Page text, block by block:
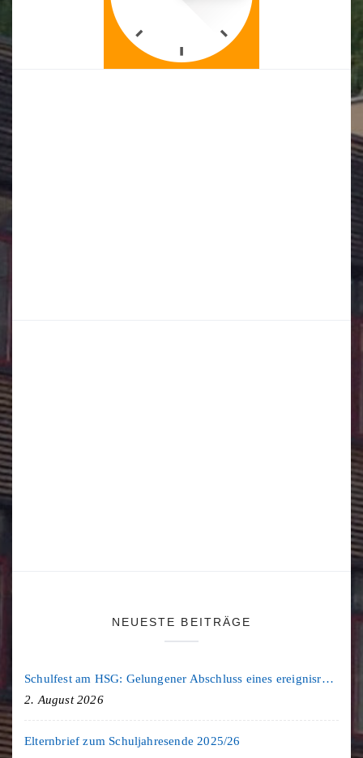
NEUESTE BEITRÄGE
Schulfest am HSG: Gelungener Abschluss eines ereignisreichen Schuljahres
2. August 2026
Elternbrief zum Schuljahresende 2025/26